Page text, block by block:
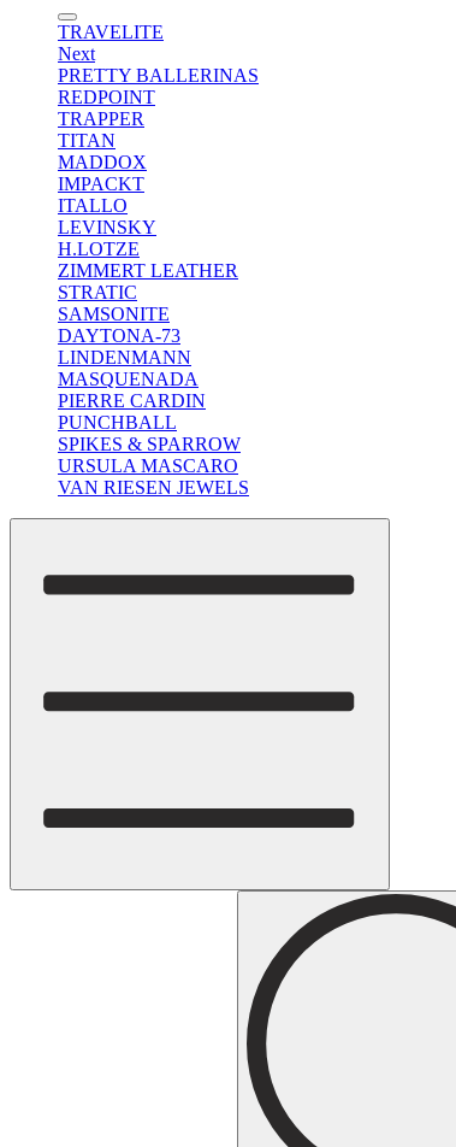
TRAVELITE
Next
PRETTY BALLERINAS
REDPOINT
TRAPPER
TITAN
MADDOX
IMPACKT
ITALLO
LEVINSKY
H.LOTZE
ZIMMERT LEATHER
STRATIC
SAMSONITE
DAYTONA-73
LINDENMANN
MASQUENADA
PIERRE CARDIN
PUNCHBALL
SPIKES & SPARROW
URSULA MASCARO
VAN RIESEN JEWELS